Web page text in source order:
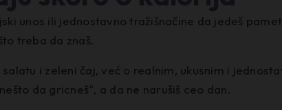
unos ili jednostavno tražišnačine da jedeš
treba da znaš.
i zeleni čaj, već o realnim, ukusnim i
da gricneš“, a da ne narušiš ceo dan.